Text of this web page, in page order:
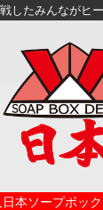
したみんながヒ
本ソープボッ